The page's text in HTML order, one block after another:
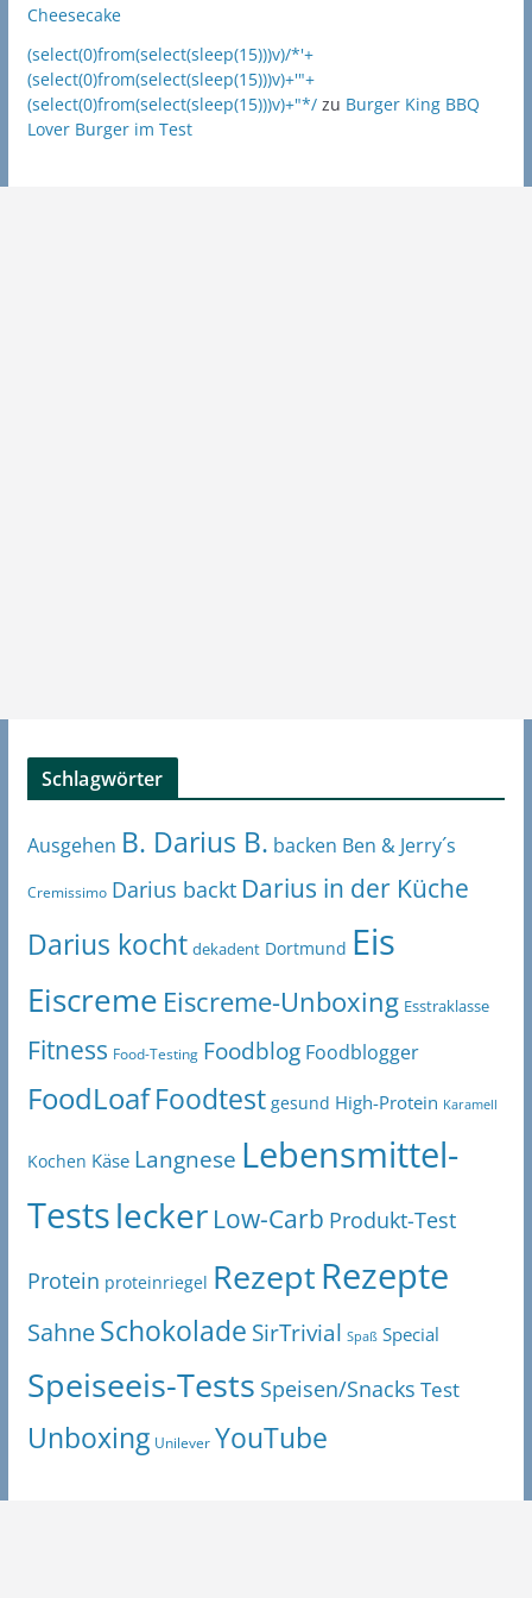
Cheesecake
(select(0)from(select(sleep(15)))v)/*'+
(select(0)from(select(sleep(15)))v)+'"+
(select(0)from(select(sleep(15)))v)+"*/zu Burger King BBQ
Lover Burger im Test
Schlagwörter
Ausgehen B. Darius B. backen Ben & Jerry´s
Cremissimo Darius backt Darius in der Küche
Darius kocht dekadent Dortmund Eis
Eiscreme Eiscreme-Unboxing Esstraklasse
Fitness Food-Testing Foodblog Foodblogger
FoodLoaf Foodtest gesund High-Protein Karamell
Kochen Käse Langnese Lebensmittel-
Testslecker Low-Carb Produkt-Test
Protein proteinriegel RezeptRezepte
SahneSchokolade SirTrivial Spaß Special
Speiseeis-Tests Speisen/Snacks Test
Unboxing Unilever YouTube